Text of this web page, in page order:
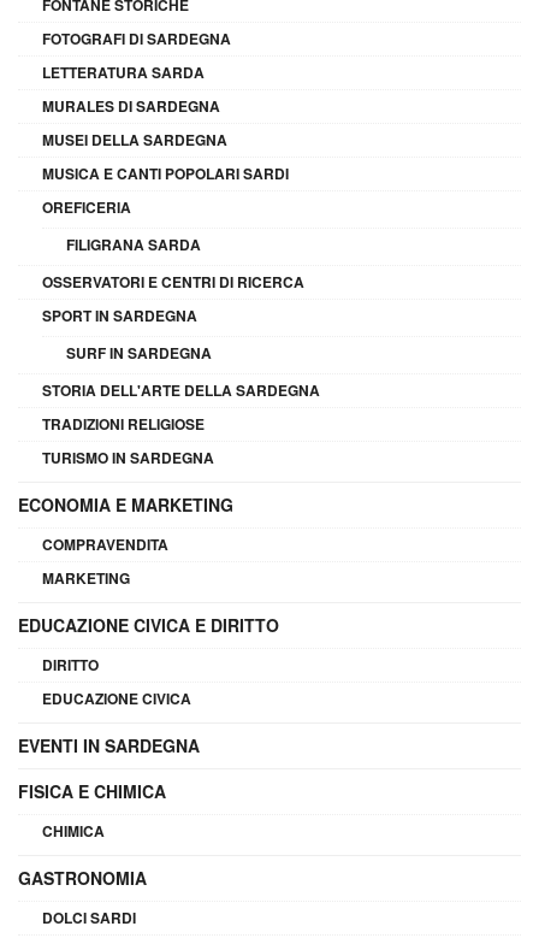
FONTANE STORICHE
FOTOGRAFI DI SARDEGNA
LETTERATURA SARDA
MURALES DI SARDEGNA
MUSEI DELLA SARDEGNA
MUSICA E CANTI POPOLARI SARDI
OREFICERIA
FILIGRANA SARDA
OSSERVATORI E CENTRI DI RICERCA
SPORT IN SARDEGNA
SURF IN SARDEGNA
STORIA DELL'ARTE DELLA SARDEGNA
TRADIZIONI RELIGIOSE
TURISMO IN SARDEGNA
ECONOMIA E MARKETING
COMPRAVENDITA
MARKETING
EDUCAZIONE CIVICA E DIRITTO
DIRITTO
EDUCAZIONE CIVICA
EVENTI IN SARDEGNA
FISICA E CHIMICA
CHIMICA
GASTRONOMIA
DOLCI SARDI